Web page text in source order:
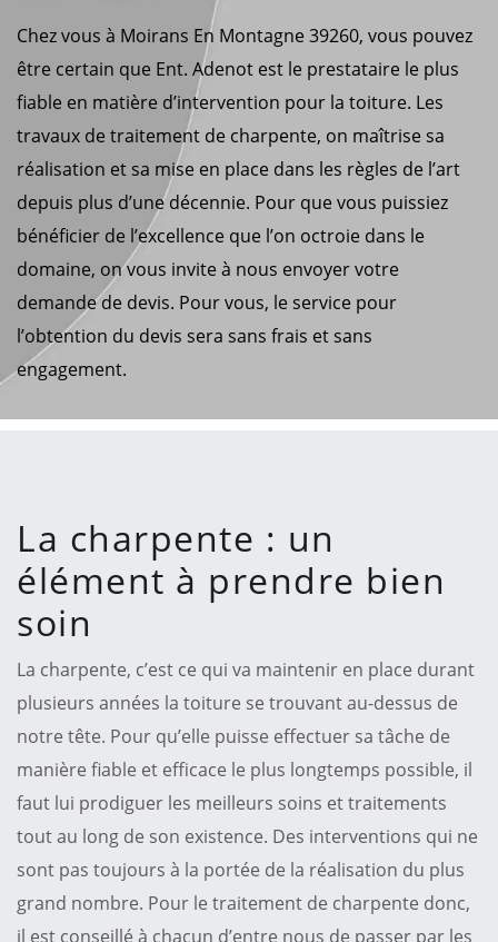
Chez vous à Moirans En Montagne 39260, vous pouvez
être certain que Ent. Adenot est le prestataire le plus
fiable en matière d’intervention pour la toiture. Les
travaux de traitement de charpente, on maîtrise sa
réalisation et sa mise en place dans les règles de l’art
depuis plus d’une décennie. Pour que vous puissiez
bénéficier de l’excellence que l’on octroie dans le
domaine, on vous invite à nous envoyer votre
demande de devis. Pour vous, le service pour
l’obtention du devis sera sans frais et sans
engagement.
La charpente : un
élément à prendre bien
soin
La charpente, c’est ce qui va maintenir en place durant
plusieurs années la toiture se trouvant au-dessus de
notre tête. Pour qu’elle puisse effectuer sa tâche de
manière fiable et efficace le plus longtemps possible, il
faut lui prodiguer les meilleurs soins et traitements
tout au long de son existence. Des interventions qui ne
sont pas toujours à la portée de la réalisation du plus
grand nombre. Pour le traitement de charpente donc,
il est conseillé à chacun d’entre nous de passer par les